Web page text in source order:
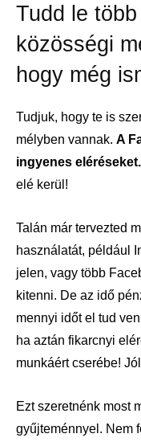
Tudd le
közösségi
hogy még
Tudjuk, hogy te is
mélyben vannak. A
ingyenes eléréseket.
elé kerül!
Talán már tervezted
használatát, például
jelen, vagy több
kitenni. De az idő
mennyi időt el tud
ha aztán fikarcnyi
munkáért cserébe!
Ezt szeretnénk most
gyűjteménnyel. Nem